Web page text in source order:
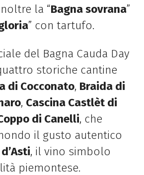
la “Bagna sovrana”
” con tartufo.
del Bagna Cauda Day
storiche cantine
di Cocconato, Braida di
, Cascina Castlèt di
di Canelli, che
il gusto autentico
, il vino simbolo
piemontese.